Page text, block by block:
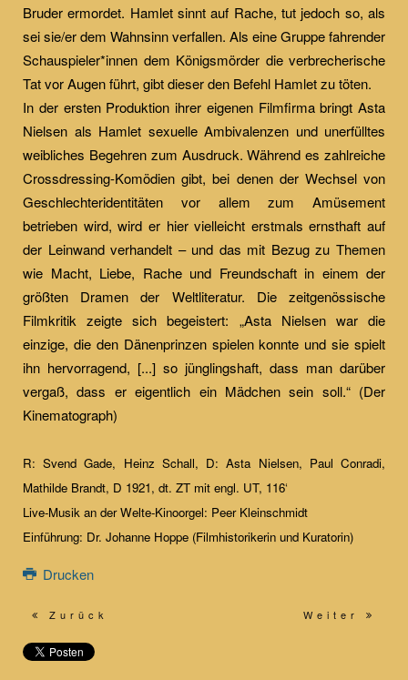
Bruder ermordet. Hamlet sinnt auf Rache, tut jedoch so, als
sei sie/er dem Wahnsinn verfallen. Als eine Gruppe fahrender
Schauspieler*innen dem Königsmörder die verbrecherische
Tat vor Augen führt, gibt dieser den Befehl Hamlet zu töten.
In der ersten Produktion ihrer eigenen Filmfirma bringt Asta
Nielsen als Hamlet sexuelle Ambivalenzen und unerfülltes
weibliches Begehren zum Ausdruck. Während es zahlreiche
Crossdressing-Komödien gibt, bei denen der Wechsel von
Geschlechteridentitäten vor allem zum Amüsement
betrieben wird, wird er hier vielleicht erstmals ernsthaft auf
der Leinwand verhandelt – und das mit Bezug zu Themen
wie Macht, Liebe, Rache und Freundschaft in einem der
größten Dramen der Weltliteratur. Die zeitgenössische
Filmkritik zeigte sich begeistert: „Asta Nielsen war die
einzige, die den Dänenprinzen spielen konnte und sie spielt
ihn hervorragend, [...] so jünglingshaft, dass man darüber
vergaß, dass er eigentlich ein Mädchen sein soll.“ (Der
Kinematograph)
R: Svend Gade, Heinz Schall, D: Asta Nielsen, Paul Conradi,
Mathilde Brandt, D 1921, dt. ZT mit engl. UT, 116‘
Live-Musik an der Welte-Kinoorgel: Peer Kleinschmidt
Einführung: Dr. Johanne Hoppe (Filmhistorikerin und Kuratorin)
Drucken
Zurück Weiter